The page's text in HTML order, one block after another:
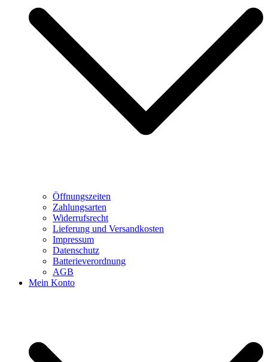
Öffnungszeiten
Zahlungsarten
Widerrufsrecht
Lieferung und Versandkosten
Impressum
Datenschutz
Batterieverordnung
AGB
Mein Konto